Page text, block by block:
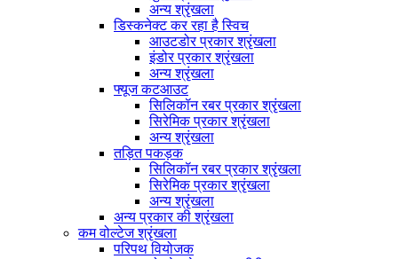
अन्य श्रृंखला
डिस्कनेक्ट कर रहा है स्विच
आउटडोर प्रकार श्रृंखला
इंडोर प्रकार श्रृंखला
अन्य श्रृंखला
फ्यूज कटआउट
सिलिकॉन रबर प्रकार श्रृंखला
सिरेमिक प्रकार श्रृंखला
अन्य श्रृंखला
तड़ित पकड़क
सिलिकॉन रबर प्रकार श्रृंखला
सिरेमिक प्रकार श्रृंखला
अन्य श्रृंखला
अन्य प्रकार की श्रृंखला
कम वोल्टेज श्रृंखला
परिपथ वियोजक